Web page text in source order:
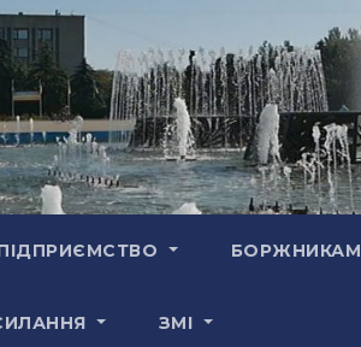
БОРЖНИКАМ
ЗМІ